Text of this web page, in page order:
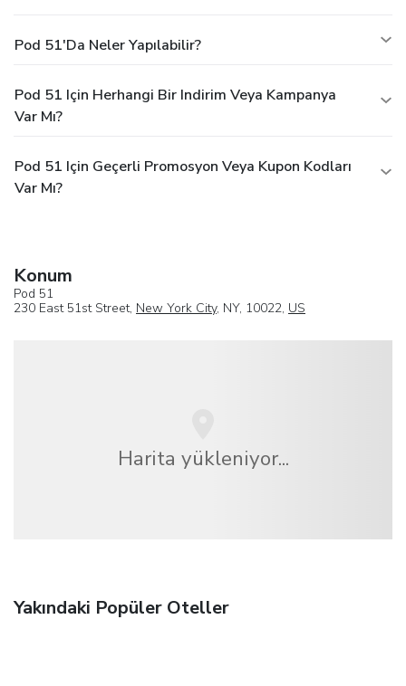
Pod 51'da Neler Yapılabilir?
Pod 51 Için Herhangi Bir Indirim Veya Kampanya
Var Mı?
Pod 51 Için Geçerli Promosyon Veya Kupon Kodları
Var Mı?
Konum
Pod 51
230 East 51st Street, New York City, NY, 10022, US
Harita yükleniyor...
Yakındaki Popüler Oteller